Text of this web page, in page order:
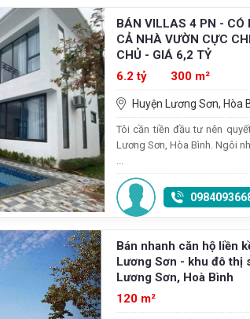
BÁN VILLAS 4 PN - CÓ
CẢ NHÀ VƯỜN CỰC
CHỦ - GIÁ 6,2 TỶ
6.2 tỷ
300 m²
Huyện Lương Sơn, Hòa
Tôi cần tiền đầu tư nên
Lương Sơn, Hòa Bình. Ngôi
...
Bán nhanh căn hộ liền
Lương Sơn - khu đô thị
Lương Sơn, Hoà Bình
120 m²